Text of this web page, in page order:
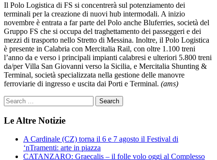
Il Polo Logistica di FS si concentrerà sul potenziamento dei
terminali per la creazione di nuovi hub intermodali. A inizio
novembre è entrata a far parte del Polo anche Bluferries, società del
Gruppo FS che si occupa del traghettamento dei passeggeri e dei
mezzi di trasporto nello Stretto di Messina. Inoltre, il Polo Logistica
è presente in Calabria con Mercitalia Rail, con oltre 1.100 treni
l’anno da e verso i principali impianti calabresi e ulteriori 5.800 treni
da/per Villa San Giovanni verso la Sicilia, e Mercitalia Shunting &
Terminal, società specializzata nella gestione delle manovre
ferroviarie di ingresso e uscita dai Porti e Terminal. (ams)
Le Altre Notizie
A Cardinale (CZ) torna il 6 e 7 agosto il Festival di
‘nTramenti: arte in piazza
CATANZARO: Graecalis – il folle volo oggi al Complesso